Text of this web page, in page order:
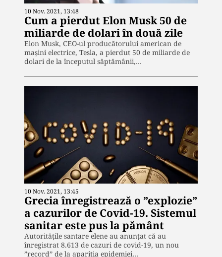
10 Nov. 2021, 13:48
Cum a pierdut Elon Musk 50 de
miliarde de dolari în două zile
Elon Musk, CEO-ul producătorului american de
mașini electrice, Tesla, a pierdut 50 de miliarde de
dolari de la începutul săptămânii,…
10 Nov. 2021, 13:45
Grecia înregistrează o ”explozie”
a cazurilor de Covid-19. Sistemul
sanitar este pus la pământ
Autorităţile santare elene au anunţat că au
înregistrat 8.613 de cazuri de covid-19, un nou
”record” de la apariţia epidemiei…